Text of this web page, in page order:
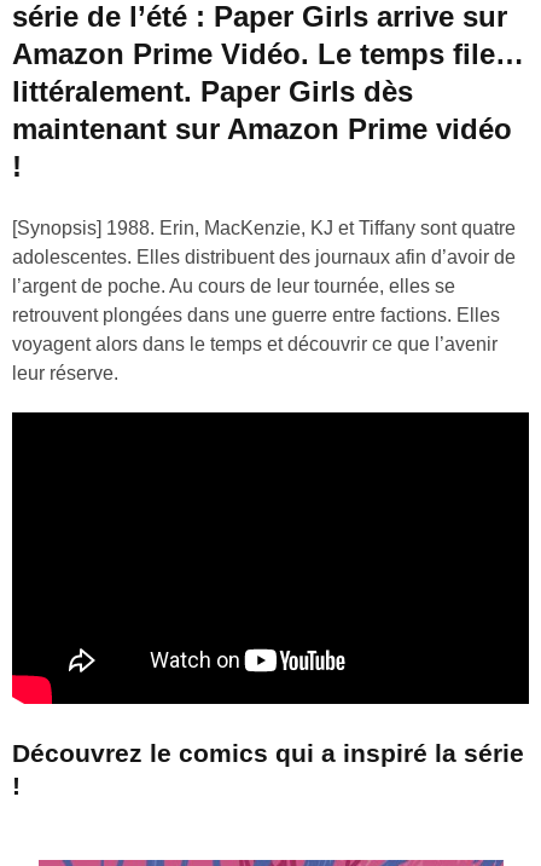
série de l’été : Paper Girls arrive sur
Amazon Prime Vidéo. Le temps file…
littéralement. Paper Girls dès
maintenant sur Amazon Prime vidéo
!
[Synopsis] 1988. Erin, MacKenzie, KJ et Tiffany sont quatre
adolescentes. Elles distribuent des journaux afin d’avoir de
l’argent de poche. Au cours de leur tournée, elles se
retrouvent plongées dans une guerre entre factions. Elles
voyagent alors dans le temps et découvrir ce que l’avenir
leur réserve.
Découvrez le comics qui a inspiré la série
!